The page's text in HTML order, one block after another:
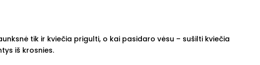
tik ir kviečia prigulti, o kai pasidaro vėsu – sušilti kviečia
iš krosnies.